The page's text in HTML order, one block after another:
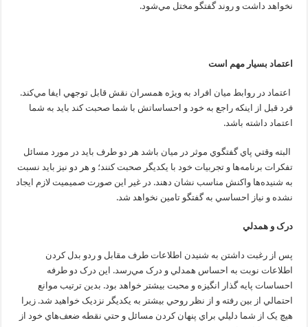
نخواهد داشت و روند گفتگو مختل مي‌شود.
اعتماد بسيار مهم است
اعتماد در روابط ميان افراد به ويژه همسران نقش قابل توجهي ايفا مي‌کند.
فرد قبل از اينکه راجع به خود و احساساتش با شما صحبت کند بايد به شما
اعتماد داشته باشد.
البته وقتي پاي گفتگوي موثر در ميان باشد هر دو طرف بايد در مورد مسائل
تفکرات برنامه‌ها و تجربيات خود با يکديگر صحبت کنند؛ و هر دو نيز بايد نسبت
به شنيده‌ها واکنش مناسب نشان دهند. در غير اين صورت صميميت لازم ايجاد
نشده و نياز احساسي به گفتگو تامين نخواهد شد.
درک و همدلي
پس از رغبت داشتن به شنيدن اطلاعات طرف مقابل و ردو بدل کردن
اطلاعات نوبت به احساس همدلي و درک مي‌رسد. اين درک دو طرفه
احساسات پايه گذار انگيزه و محبت بيشتر خواهد بود. بدين ترتيب موانع
احتمالي از بين رفته و از نظر روحي بيشتر به يکديگر نزديک خواهيد شد. زيرا
هيچ يک از شما دليلي براي پنهان کردن مسائل و حتي نقطه ضعف‌هاي خود از